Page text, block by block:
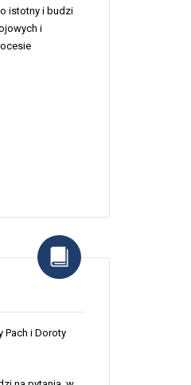
istotny i budzi
i
Pach i Doroty